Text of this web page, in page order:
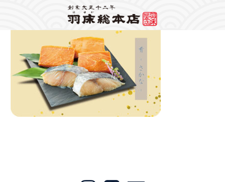
: foreach() argument must be of type array|object, bool given in
/home/mps1910/hayuka.jp/public_html/wp-
content/themes/hayuka/single.phpon line12